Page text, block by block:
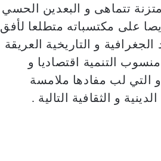
تتماهى و البعدين الحسي
على مكتسباته متطلعا لأفق
و التاريخية العريقة
التنمية اقتصاديا و
التي لب مفادها ملامسة
و الثقافية التالية .